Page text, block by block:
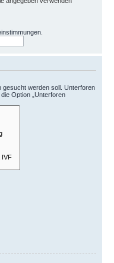
gesucht werden soll. Unterforen
Option „Unterforen